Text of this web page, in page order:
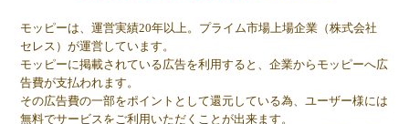
モッピーは、運営実績20年以上。プライム市場上場企業（株式会社
セレス）が運営しています。
モッピーに掲載されている広告を利用すると、企業からモッピーへ広
告費が支払われます。
その広告費の一部をポイントとして還元している為、ユーザー様には
無料でサービスをご利用いただくことが出来ます。